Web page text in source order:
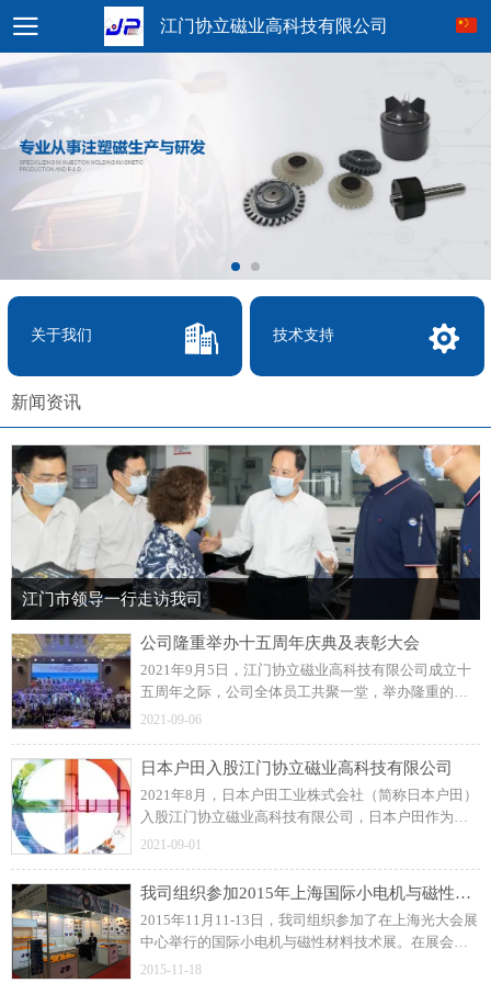
江门协立磁业高科技有限公司
关于我们 技术支持
新闻资讯
江门市领导一行走访我司
公司隆重举办十五周年庆典及表彰大会
2021年9月5日，江门协立磁业高科技有限公司成立十
五周年之际，公司全体员工共聚一堂，举办隆重的周
年庆典及表彰大会！展望未来，协立公司更加坚定信
2021-09-06
日本户田入股江门协立磁业高科技有限公司
2021年8月，日本户田工业株式会社（简称日本户田）
入股江门协立磁业高科技有限公司，日本户田作为公
司磁粒料的供应商，此前建立了良好的长期合作关
2021-09-01
我司组织参加2015年上海国际小电机与磁性材料技术展
2015年11月11-13日，我司组织参加了在上海光大会展
中心举行的国际小电机与磁性材料技术展。在展会
上，我司与众多国内外汽车零部件、工业控制类和家
2015-11-18